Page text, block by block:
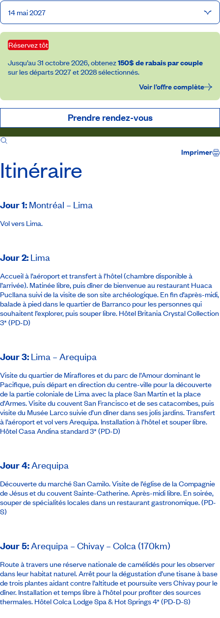
14 mai 2027
Réservez tôt
Jusqu’au 31 octobre 2026, obtenez150$ de rabais par couple
sur les départs 2027 et 2028 sélectionnés.
Voir l’offre complète
Prendre rendez-vous
Itinéraire
Imprimer
Itinéraire
Jour 1: Montréal – Lima
Vol vers Lima.
Jour 2: Lima
Accueil à l’aéroport et transfert à l’hôtel (chambre disponible à
l’arrivée). Matinée libre, puis dîner de bienvenue au restaurant Huaca
Pucllana suivi de la visite de son site archéologique. En fin d’après-midi,
balade à pied dans le quartier de Barranco pour les personnes qui
souhaitent l’explorer, puis souper libre. Hôtel Britania Crystal Collection
3*(PD-D)
Jour 3: Lima – Arequipa
Visite du quartier de Miraflores et du parc de l’Amour dominant le
Pacifique, puis départ en direction du centre-ville pour la découverte
de la partie coloniale de Lima avec la place San Martin et la place
d’Armes. Visite du couvent San Francisco et de ses catacombes, puis
visite du Musée Larco suivie d’un dîner dans ses jolis jardins. Transfert
à l’aéroport et vol vers Arequipa. Installation à l’hôtel et souper libre.
Hôtel Casa Andina standard 3*(PD-D)
Jour 4:Arequipa
Découverte du marché San Camilo. Visite de l’église de la Compagnie
de Jésus et du couvent Sainte-Catherine. Après-midi libre. En soirée,
souper de spécialités locales dans un restaurant gastronomique. (PD-
S)
Jour 5:Arequipa – Chivay – Colca (170km)
Route à travers une réserve nationale de camélidés pour les observer
dans leur habitat naturel. Arrêt pour la dégustation d’une tisane à base
de trois plantes aidant contre l’altitude et poursuite vers Chivay pour le
dîner. Installation et temps libre à l’hôtel pour profiter des sources
thermales. Hôtel Colca Lodge Spa & Hot Springs 4*(PD-D-S)